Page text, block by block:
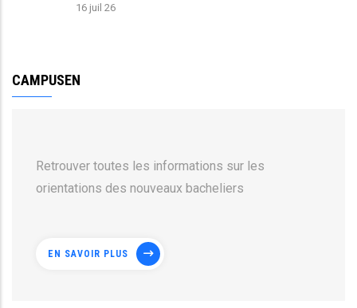
16 juil 26
CAMPUSEN
Retrouver toutes les informations sur les
orientations des nouveaux bacheliers
EN SAVOIR PLUS